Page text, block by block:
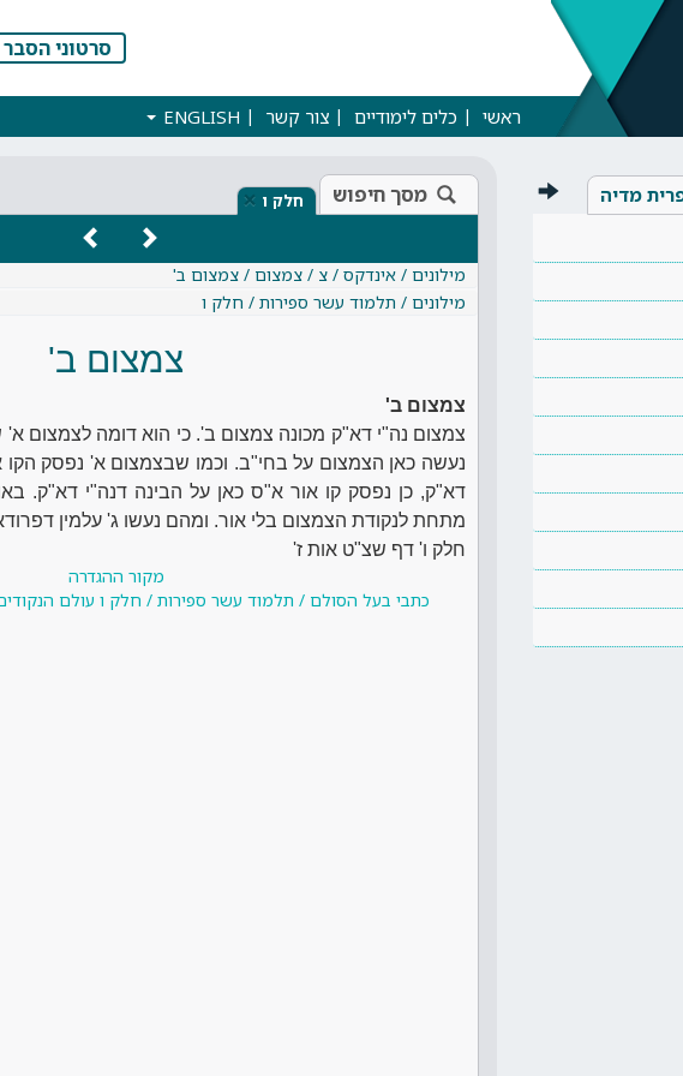
סרטוני
ראשי כלים לימודיים צור קשר ENGLISH
מדיה מסך חיפוש חלק ו ×
מילונים / אינדקס / צ / צמצום / צמצום ב'
מילונים / תלמוד עשר ספירות / חלק ו
צמצום ב'
צמצום ב'
צמצום נה"י דא"ק מכונה צמצום ב'. כי הוא דומה לצמצום
נעשה כאן הצמצום על בחי"ב. וכמו שבצמצום א' נפסק
דא"ק, כן נפסק קו אור א"ס כאן על הבינה דנה"י דא"ק.
מתחת לנקודת הצמצום בלי אור. ומהם נעשו ג' עלמין
חלק ו' דף שצ"ט אות ז'
מקור ההגדרה
כתבי בעל הסולם / תלמוד עשר ספירות / חלק ו עולם